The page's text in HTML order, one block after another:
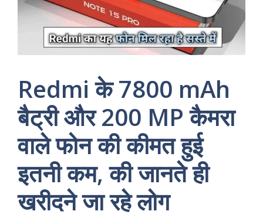
Redmi के 7800 mAh
बैट्री और 200 MP कैमरा
वाले फोन की कीमत हुई
इतनी कम, की जानते ही
खरीदने जा रहे लोग